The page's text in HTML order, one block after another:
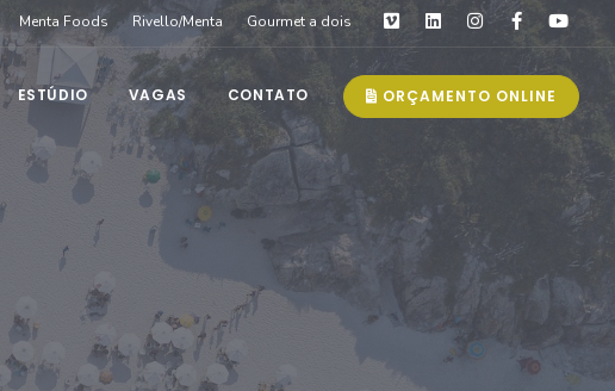
Menta Foods Rivello/Menta Gourmet a dois
ORÇAMENTO ONLINE
ESTÚDIO VAGAS CONTATO